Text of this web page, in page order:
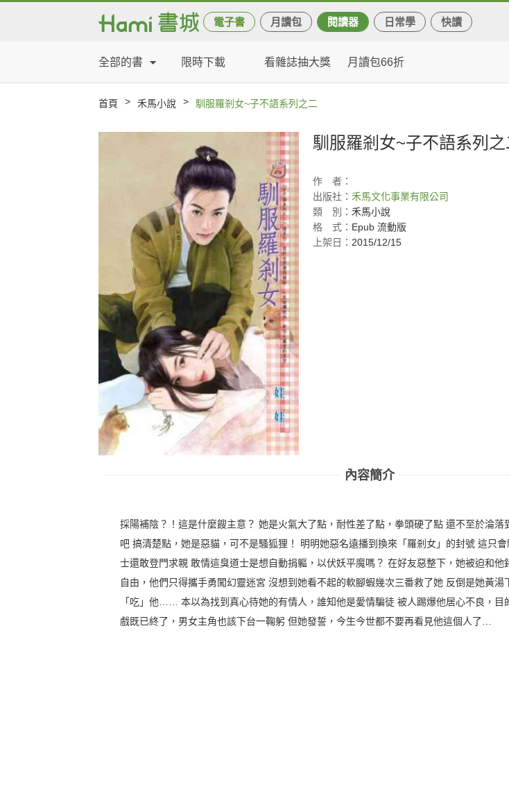
電子書 月讀包 閱讀器 日常學 快讀
全部的書 限時下載 看雜誌抽大獎 月讀包66折
首頁 > 禾馬小說 > 馴服羅剎女~子不語系列之二
馴服羅剎女~子不語系列之
作
者：
出版社： 禾馬文化事業有限公司
類
別： 禾馬小說
格
式： Epub 流動版
上架日： 2015/12/15
內容簡介
採陽補陰？！這是什麼餿主意？ 她是火氣大了點，耐性差了點，拳頭硬了點 還不至於淪落
吧 搞清楚點，她是惡貓，可不是騷狐狸！ 明明她惡名遠播到換來「羅剎女」的封號 這只
士還敢登門求親 敢情這臭道士是想自動捐軀，以伏妖平魔嗎？ 在好友惡整下，她被迫和他
自由，他們只得攜手勇闖幻靈迷宮 沒想到她看不起的軟腳蝦幾次三番救了她 反倒是她黃湯
「吃」他…… 本以為找到真心待她的有情人，誰知他是愛情騙徒 被人踢爆他居心不良，目
戲既已終了，男女主角也該下台一鞠躬 但她發誓，今生今世都不要再看見他這個人了…